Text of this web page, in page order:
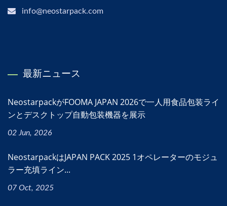
info@neostarpack.com
最新ニュース
NeostarpackがFOOMA JAPAN 2026で一人用食品包装ライ
ンとデスクトップ自動包装機器を展示
02 Jun, 2026
NeostarpackはJAPAN PACK 2025 1オペレーターのモジュ
ラー充填ライン...
07 Oct, 2025